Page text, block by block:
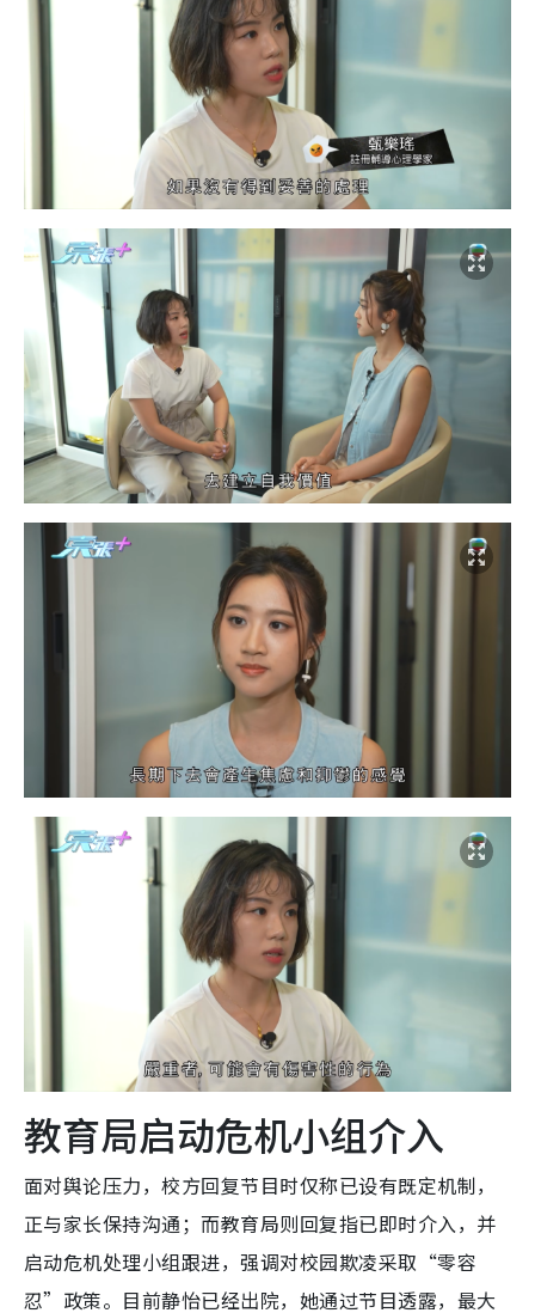
教育局启动危机小组介入
面对舆论压力，校方回复节目时仅称已设有既定机制，
正与家长保持沟通；而教育局则回复指已即时介入，并
启动危机处理小组跟进，强调对校园欺凌采取“零容
忍”政策。目前静怡已经出院，她通过节目透露，最大